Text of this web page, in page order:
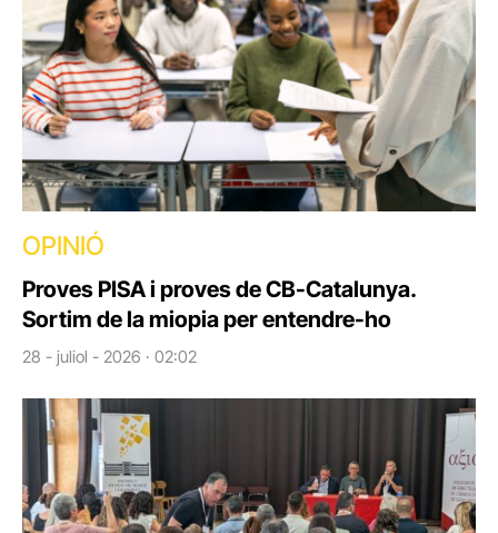
OPINIÓ
Proves PISA i proves de CB-Catalunya.
Sortim de la miopia per entendre-ho
28 - juliol - 2026 · 02:02